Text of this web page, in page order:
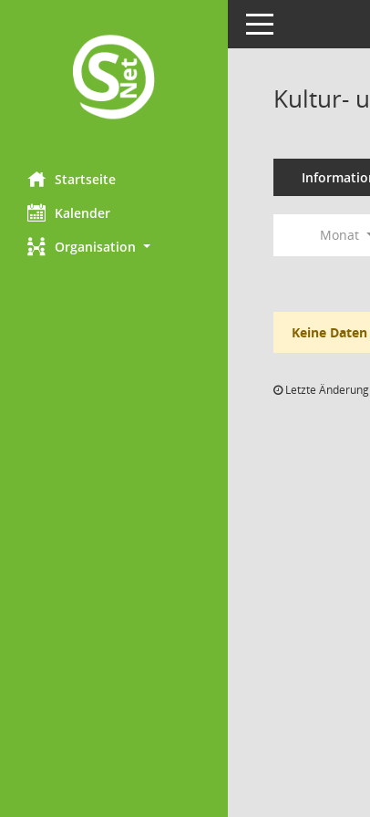
Startseite
Kalender
Organisation
Toggle navigation
Kultur-
Monat
Keine
Letzte